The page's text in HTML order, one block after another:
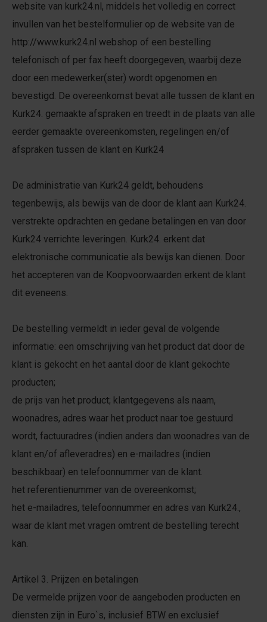
website van kurk24.nl, middels het volledig en correct
invullen van het bestelformulier op de website van de
http://www.kurk24.nl webshop of een bestelling
telefonisch of per fax heeft doorgegeven, waarbij deze
door een medewerker(ster) wordt opgenomen en
bevestigd. De overeenkomst bevat alle tussen de klant en
Kurk24. gemaakte afspraken en treedt in de plaats van alle
eerder gemaakte overeenkomsten, regelingen en/of
afspraken tussen de klant en Kurk24
De administratie van Kurk24 geldt, behoudens
tegenbewijs, als bewijs van de door de klant aan Kurk24.
verstrekte opdrachten en gedane betalingen en van door
Kurk24 verrichte leveringen. Kurk24. erkent dat
elektronische communicatie als bewijs kan dienen. Door
het accepteren van de Koopvoorwaarden erkent de klant
dit eveneens.
De bestelling vermeldt in ieder geval de volgende
informatie: een omschrijving van het product dat door de
klant is gekocht en het aantal door de klant gekochte
producten;
de prijs van het product; klantgegevens als naam,
woonadres, adres waar het product naar toe gestuurd
wordt, factuuradres (indien anders dan woonadres van de
klant en/of afleveradres) en e-mailadres (indien
beschikbaar) en telefoonnummer van de klant.
het referentienummer van de overeenkomst;
het e-mailadres, telefoonnummer en adres van Kurk24.,
waar de klant met vragen omtrent de bestelling terecht
kan.
Artikel 3. Prijzen en betalingen
De vermelde prijzen voor de aangeboden producten en
diensten zijn in Euro`s, inclusief BTW en exclusief